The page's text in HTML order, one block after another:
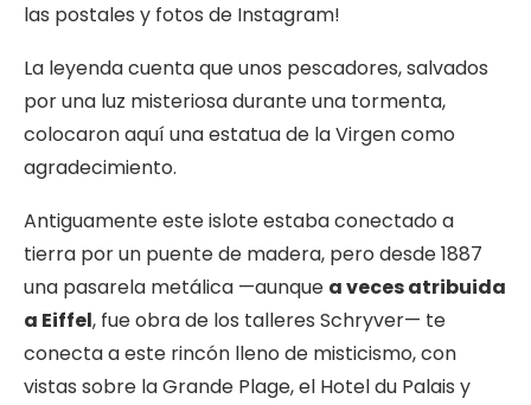
las postales y fotos de Instagram!
La leyenda cuenta que unos pescadores, salvados
por una luz misteriosa durante una tormenta,
colocaron aquí una estatua de la Virgen como
agradecimiento.
Antiguamente este islote estaba conectado a
tierra por un puente de madera, pero desde 1887
una pasarela metálica —aunque a veces atribuida
a Eiffel, fue obra de los talleres Schryver— te
conecta a este rincón lleno de misticismo, con
vistas sobre la Grande Plage, el Hotel du Palais y